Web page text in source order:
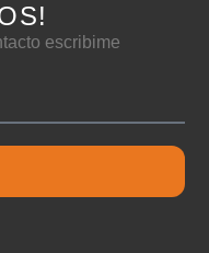
escribime